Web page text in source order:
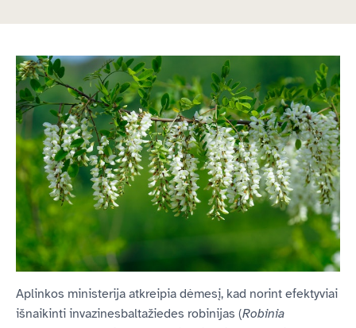
Aplinkos ministerija atkreipia dėmesį, kad norint efektyviai
išnaikinti invazinesbaltažiedes robinijas (Robinia